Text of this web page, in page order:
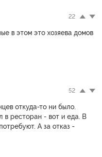
22
в этом это хозяева домов
52
откуда-то ни было.
в ресторан - вот и еда. В
А за отказ -